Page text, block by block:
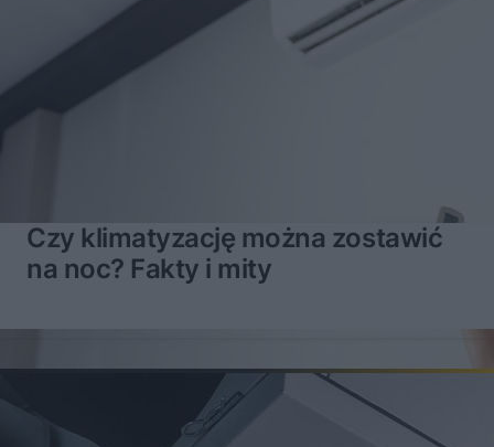
Czy klimatyzację można zostawić
na noc? Fakty i mity